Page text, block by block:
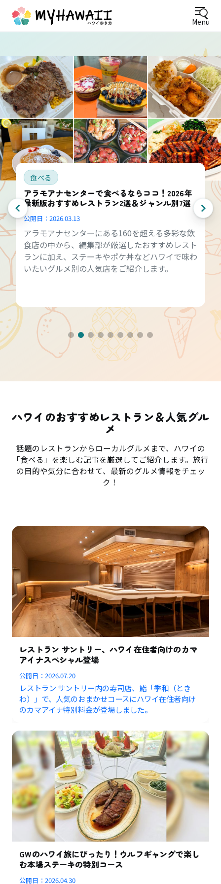
Menu
食べる
アラモアナセンターで食べるならココ！2026年
最新版おすすめレストラン2選＆ジャンル別7選
公開日： 2026.03.13
アラモアナセンターにある160を超える多彩な飲
食店の中から、編集部が厳選したおすすめレスト
ランに加え、ステーキやポケ丼などハワイで味わ
いたいグルメ別の人気店をご紹介します。
ハワイのおすすめレストラン＆人気グル
メ
話題のレストランからローカルグルメまで、ハワイの
「食べる」を楽しむ記事を厳選してご紹介します。旅行
の目的や気分に合わせて、最新のグルメ情報をチェッ
ク！
レストラン サントリー、ハワイ在住者向けのカマ
アイナスペシャル登場
公開日：2026.07.20
レストラン サントリー内の寿司店、鮨「季和（とき
わ）」で、人気のおまかせコースにハワイ在住者向け
のカマアイナ特別料金が登場しました。
GWのハワイ旅にぴったり！ウルフギャングで楽し
む本場ステーキの特別コース
公開日：2026.04.30